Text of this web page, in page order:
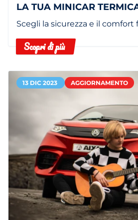
LA TUA MINICAR
Scegli la sicurezza e il
Scopri di più
13 DIC 2023 AGGIORNAMENTO